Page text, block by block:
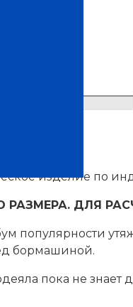
изделие по
ДЛЯ
популярности
бормашиной.
пока не знает